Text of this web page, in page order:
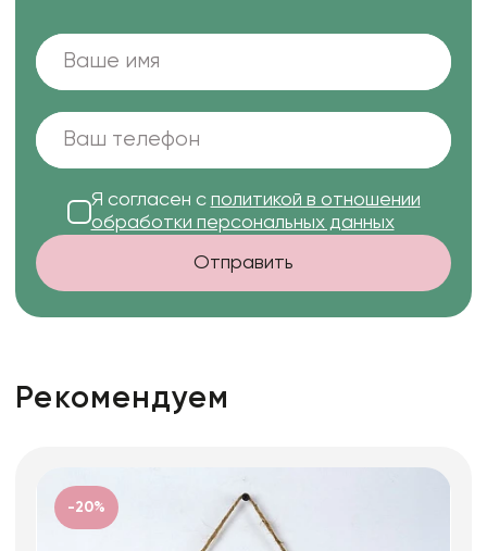
Я согласен с политикой в отношении
обработки персональных данных
Отправить
Рекомендуем
-20%